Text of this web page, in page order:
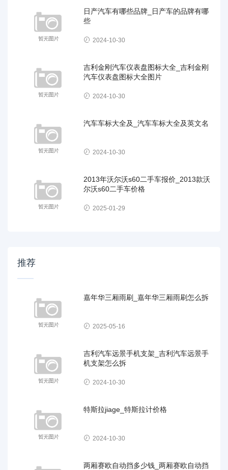
日产汽车有哪些品牌_日产车的品牌有哪
些
2024-10-30
吉利金刚汽车仪表盘图标大全_吉利金刚
汽车仪表盘图标大全图片
2024-10-30
汽车车标大全及_汽车车标大全及英文名
2024-10-30
2013年沃尔沃s60二手车报价_2013款沃
尔沃s60二手车价格
2025-01-29
推荐
嘉年华三厢雨刷_嘉年华三厢雨刷怎么拆
2025-05-16
吉利汽车远景手机支架_吉利汽车远景手
机支架怎么拆
2024-10-30
特斯拉jiage_特斯拉计价格
2024-10-30
两厢赛欧自动挡多少钱_两厢赛欧自动挡